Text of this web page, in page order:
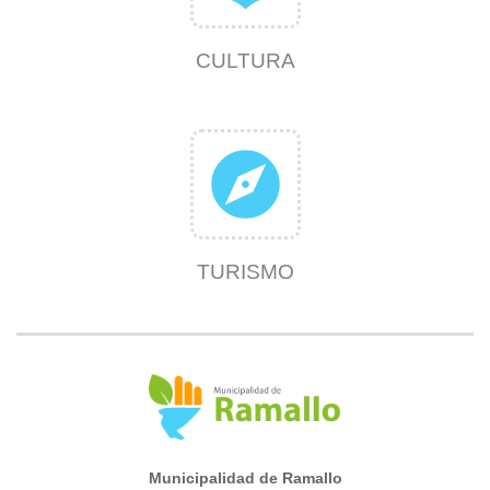
CULTURA
explore
TURISMO
Municipalidad de Ramallo